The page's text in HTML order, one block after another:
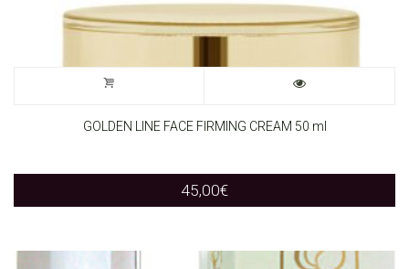
GOLDEN LINE FACE FIRMING CREAM 50 ml
45,00€